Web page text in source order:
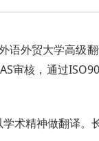
语外贸大学高级
审核，通过
术精神做翻译